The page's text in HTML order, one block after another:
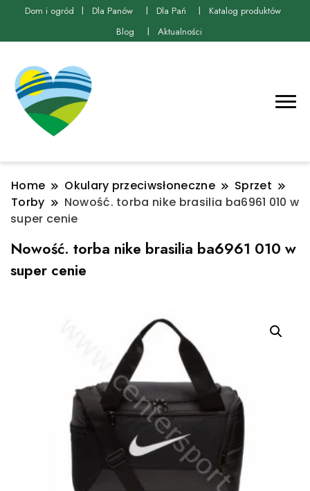
Dom i ogród Dla Panów Dla Pań
Katalog produktów
Blog
Aktualności
Home Okulary przeciwsłoneczne
Sprzet
Torby
Nowość. torba nike brasilia ba6961 010 w
super cenie
Nowość. torba nike brasilia ba6961 010 w
super cenie